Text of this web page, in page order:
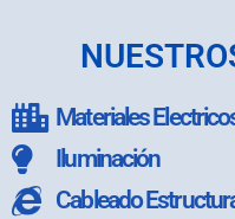
Materiales
Iluminación
Cableado